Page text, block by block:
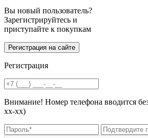
Вы новый пользователь?
Зарегистрируйтесь и
приступайте к покупкам
Регистрация
Внимание! Номер телефона вводится
хх-хх)